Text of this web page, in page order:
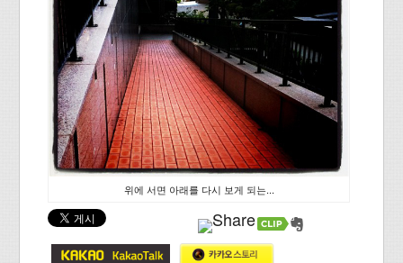
위에 서면 아래를 다시 보게 되는...